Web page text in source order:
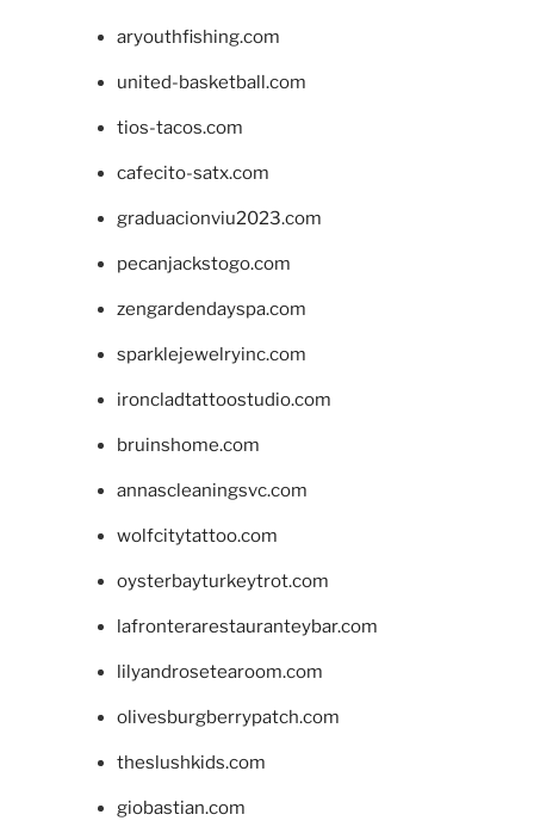
aryouthfishing.com
united-basketball.com
tios-tacos.com
cafecito-satx.com
graduacionviu2023.com
pecanjackstogo.com
zengardendayspa.com
sparklejewelryinc.com
ironcladtattoostudio.com
bruinshome.com
annascleaningsvc.com
wolfcitytattoo.com
oysterbayturkeytrot.com
lafronterarestauranteybar.com
lilyandrosetearoom.com
olivesburgberrypatch.com
theslushkids.com
giobastian.com